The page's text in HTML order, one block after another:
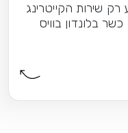
שירות הקייטרינג
בלונדון בוויס